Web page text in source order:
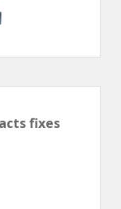
fixes